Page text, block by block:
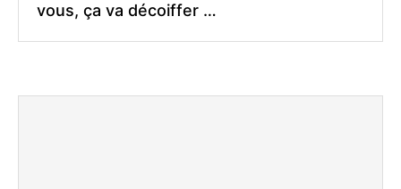
vous, ça va décoiffer …